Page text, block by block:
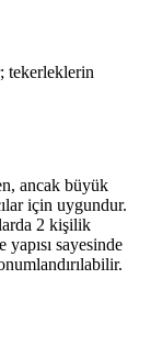
tekerleklerin
ancak büyük
için uygundur.
2 kişilik
sayesinde